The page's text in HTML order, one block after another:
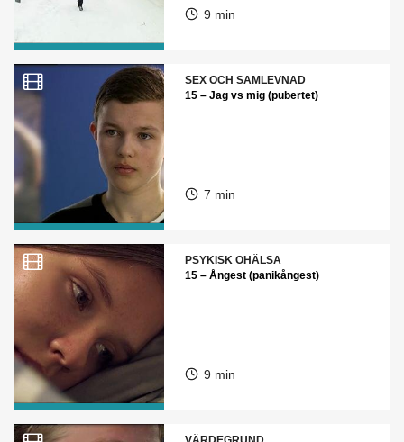
9 min
SEX OCH SAMLEVNAD
15 – Jag vs mig (pubertet)
7 min
PSYKISK OHÄLSA
15 – Ångest (panikångest)
9 min